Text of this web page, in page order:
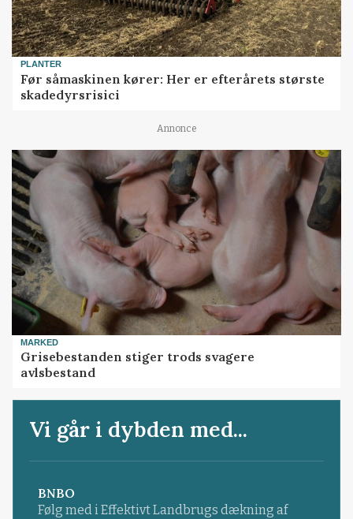
PLANTER
Før såmaskinen kører: Her er efterårets største
skadedyrsrisici
Annonce
MARKED
Grisebestanden stiger trods svagere
avlsbestand
Vi går i dybden med...
BNBO
Følg med i Effektivt Landbrugs dækning af